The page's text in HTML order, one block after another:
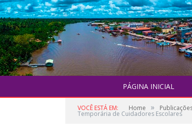
PÁGINA INICIAL
VOCÊ ESTÁ EM: Home »
Temporária de Cuidadores Escolares